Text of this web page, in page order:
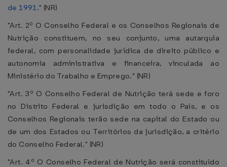
de 1991." (NR)
"Art. 2º O Conselho Federal e os Conselhos Regionais de
Nutrição constituem, no seu conjunto, uma autarquia
federal, com personalidade jurídica de direito público e
autonomia administrativa e financeira, vinculada ao
Ministério do Trabalho e Emprego." (NR)
"Art. 3º O Conselho Federal de Nutrição terá sede e foro
no Distrito Federal e jurisdição em todo o País, e os
Conselhos Regionais terão sede na capital do Estado ou
de um dos Estados ou Territórios da jurisdição, a critério
do Conselho Federal." (NR)
"Art. 4º O Conselho Federal de Nutrição será constituído